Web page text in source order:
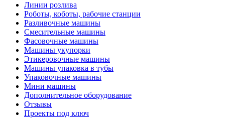
Линии розлива
Роботы, коботы, рабочие станции
Разливочные машины
Смесительные машины
Фасовочные машины
Машины укупорки
Этикеровочные машины
Машины упаковка в тубы
Упаковочные машины
Мини машины
Дополнительное оборудование
Отзывы
Проекты под ключ